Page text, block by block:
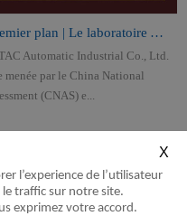
Une reconnaissance nationale de premier plan | Le laboratoire AirTAC o...
Automatic Industrial Co., Ltd.
menée par le China National
(CNAS) e...
l’experience de l’utilisateur
traffic sur notre site.
exprimez votre accord.